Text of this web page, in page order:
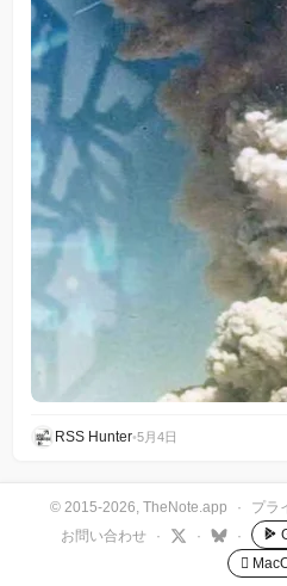
RSS Hunter•5月4日
© 2015-2026, TheNote.app · プラ
お問い合わせ
· · ·
